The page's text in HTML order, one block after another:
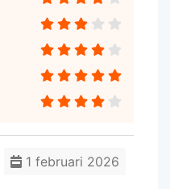
1 februari 2026